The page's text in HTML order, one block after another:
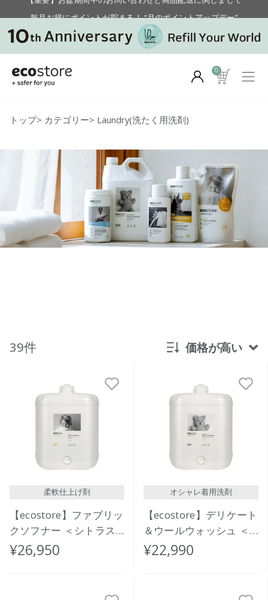
【重要】お盆期間中のお問い合わせと商品配送に関しまして
毎月お得にポイントが貯まる！ “月のポイントアップデー”
0
トップ> カテゴリー> Laundry(洗たく用洗剤)
39件 価格が高い
発売日順
価格が安い
価格が高い
レビューが多い順
柔軟仕上げ剤
【ecostore】ファブリッ
クソフナー ＜シトラス
＞バルク 20L
¥26,950
オシャレ着用洗剤
【ecostore】デリケート
＆ウールウォッシュ ＜
おしゃれ着用＞ バルク
¥22,990